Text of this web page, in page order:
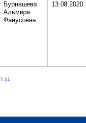
Бурнашева
Альмира
Фанусовна
13.08.2020